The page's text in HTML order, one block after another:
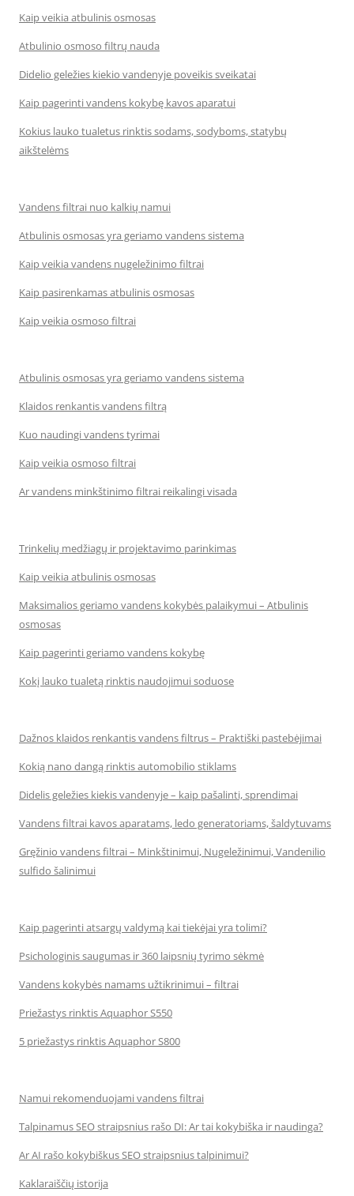
Kaip veikia atbulinis osmosas
Atbulinio osmoso filtrų nauda
Didelio geležies kiekio vandenyje poveikis sveikatai
Kaip pagerinti vandens kokybę kavos aparatui
Kokius lauko tualetus rinktis sodams, sodyboms, statybų
aikštelėms
Vandens filtrai nuo kalkių namui
Atbulinis osmosas yra geriamo vandens sistema
Kaip veikia vandens nugeležinimo filtrai
Kaip pasirenkamas atbulinis osmosas
Kaip veikia osmoso filtrai
Atbulinis osmosas yra geriamo vandens sistema
Klaidos renkantis vandens filtrą
Kuo naudingi vandens tyrimai
Kaip veikia osmoso filtrai
Ar vandens minkštinimo filtrai reikalingi visada
Trinkelių medžiagų ir projektavimo parinkimas
Kaip veikia atbulinis osmosas
Maksimalios geriamo vandens kokybės palaikymui – Atbulinis
osmosas
Kaip pagerinti geriamo vandens kokybę
Kokį lauko tualetą rinktis naudojimui soduose
Dažnos klaidos renkantis vandens filtrus – Praktiški pastebėjimai
Kokią nano dangą rinktis automobilio stiklams
Didelis geležies kiekis vandenyje – kaip pašalinti, sprendimai
Vandens filtrai kavos aparatams, ledo generatoriams, šaldytuvams
Gręžinio vandens filtrai – Minkštinimui, Nugeležinimui, Vandenilio
sulfido šalinimui
Kaip pagerinti atsargų valdymą kai tiekėjai yra tolimi?
Psichologinis saugumas ir 360 laipsnių tyrimo sėkmė
Vandens kokybės namams užtikrinimui – filtrai
Priežastys rinktis Aquaphor S550
5 priežastys rinktis Aquaphor S800
Namui rekomenduojami vandens filtrai
Talpinamus SEO straipsnius rašo DI: Ar tai kokybiška ir naudinga?
Ar AI rašo kokybiškus SEO straipsnius talpinimui?
Kaklaraiščių istorija